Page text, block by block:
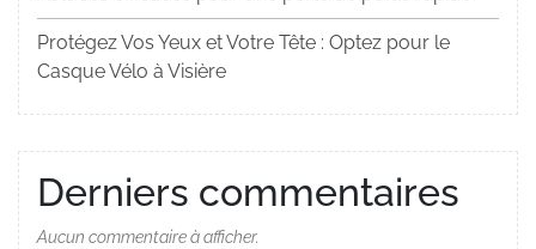
Protégez Vos Yeux et Votre Tête : Optez pour le
Casque Vélo à Visière
Derniers commentaires
Aucun commentaire à afficher.